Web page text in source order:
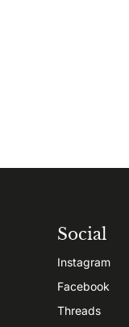
Social
Instagram
Facebook
Threads